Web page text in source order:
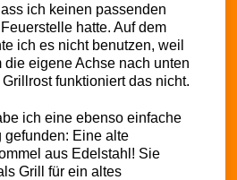
ich keinen passenden
hatte. Auf dem
ich es nicht benutzen, weil
die eigene Achse nach unten
funktioniert das nicht.
ich eine ebenso einfache
Eine alte
aus Edelstahl! Sie
Grill für ein altes